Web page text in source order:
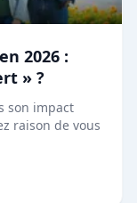
2026 :
» ?
son impact
raison de vous